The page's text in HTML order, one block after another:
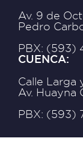
Av. 9 de
Pedro
PBX: (593)
CUENCA:
Calle Larga
Av. Huayna
PBX: (593)